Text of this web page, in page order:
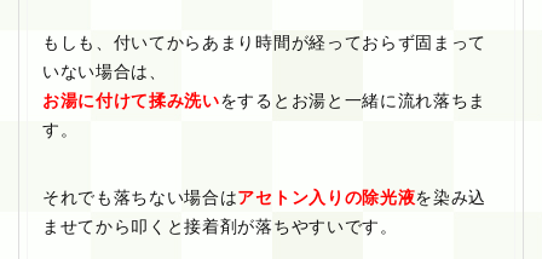
もしも、付いてからあまり時間が経っておらず固まって
いない場合は、
お湯に付けて揉み洗いをするとお湯と一緒に流れ落ちま
す。
それでも落ちない場合はアセトン入りの除光液を染み込
ませてから叩くと接着剤が落ちやすいです。